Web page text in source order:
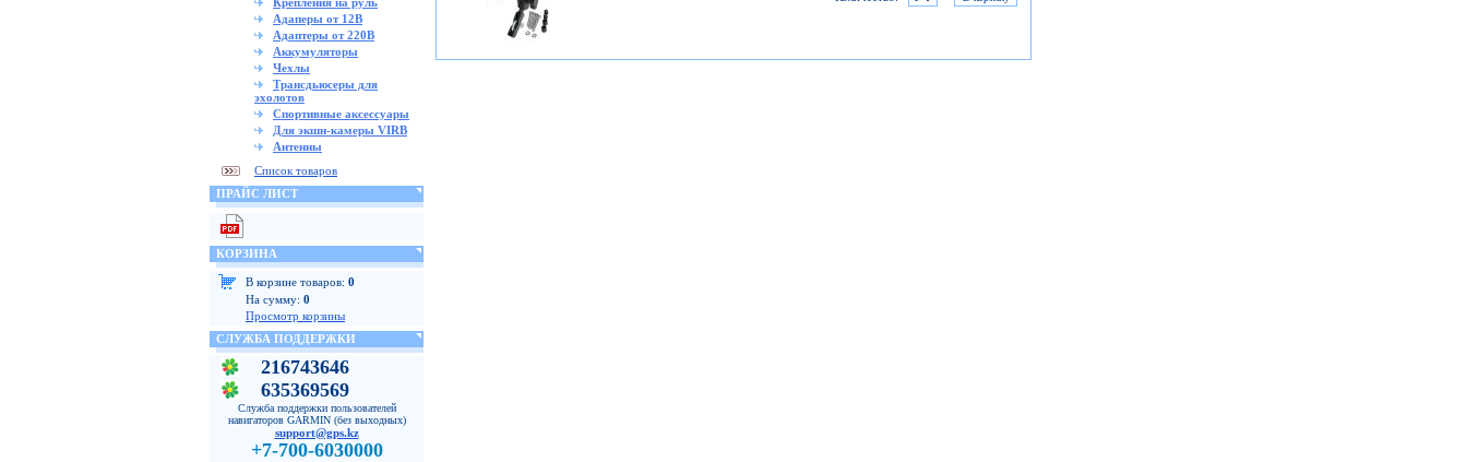
Адаперы от 12В
Адаптеры от 220В
Аккумуляторы
Чехлы
Трансдьюсеры для
эхолотов
Спортивные аксессуары
Для экшн-камеры VIRB
Антенны
Список товаров
ПРАЙС ЛИСТ
КОРЗИНА
В корзине товаров: 0
На сумму: 0
Просмотр корзины
СЛУЖБА ПОДДЕРЖКИ
216743646
635369569
Служба поддержки пользователей
навигаторов GARMIN (без выходных)
support@gps.kz
+7-700-6030000